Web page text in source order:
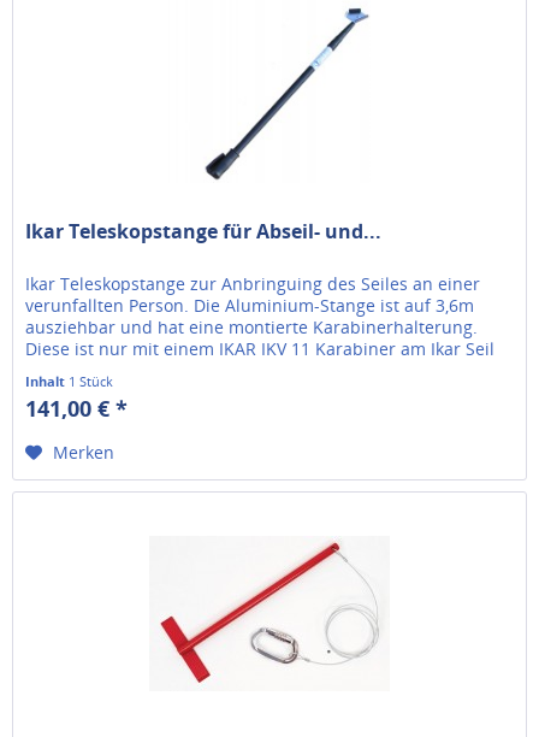
Ikar Teleskopstange für Abseil- und...
Ikar Teleskopstange zur Anbringuing des Seiles an einer
verunfallten Person. Die Aluminium-Stange ist auf 3,6m
ausziehbar und hat eine montierte Karabinerhalterung.
Diese ist nur mit einem IKAR IKV 11 Karabiner am Ikar Seil
mit...
Inhalt 1 Stück
141,00 € *
Merken